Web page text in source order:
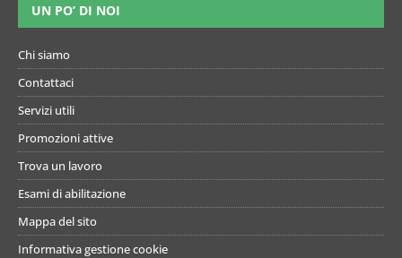
UN PO’ DI NOI
Chi siamo
Contattaci
Servizi utili
Promozioni attive
Trova un lavoro
Esami di abilitazione
Mappa del sito
Informativa gestione cookie